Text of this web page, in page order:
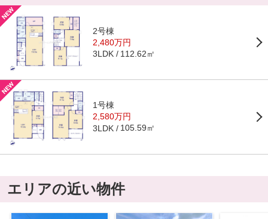
2号棟
2,480万円
3LDK 112.62㎡
1号棟
2,580万円
3LDK 105.59㎡
エリアの近い物件